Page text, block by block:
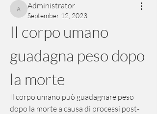
Administrator
Administrator
September 12, 2023
Il corpo umano
guadagna peso dopo
la morte
Il corpo umano può guadagnare peso
dopo la morte a causa di processi post-